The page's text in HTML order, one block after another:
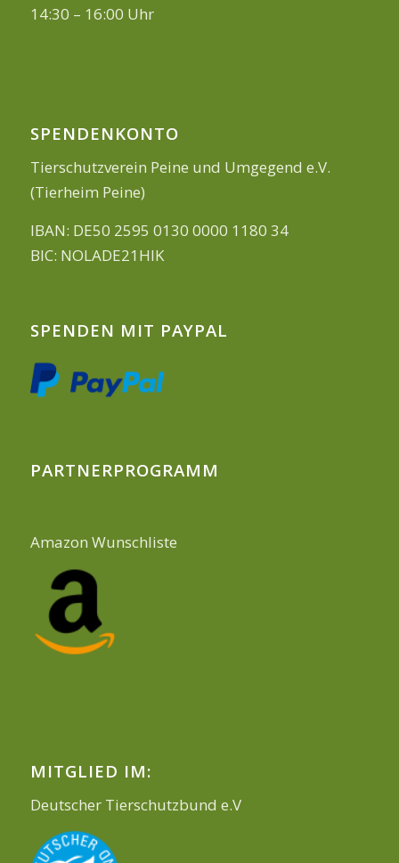
14:30 – 16:00 Uhr
SPENDENKONTO
Tierschutzverein Peine und Umgegend e.V.
(Tierheim Peine)
IBAN: DE50 2595 0130 0000 1180 34
BIC: NOLADE21HIK
SPENDEN MIT PAYPAL
PARTNERPROGRAMM
Amazon Wunschliste
MITGLIED IM:
Deutscher Tierschutzbund e.V